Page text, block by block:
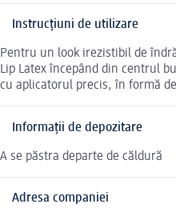
Instrucțiuni de utilizare
Pentru un look irezistibil de
Lip Latex începând din centrul
cu aplicatorul precis, în formă
Informații de depozitare
A se păstra departe de căldură
Adresa companiei